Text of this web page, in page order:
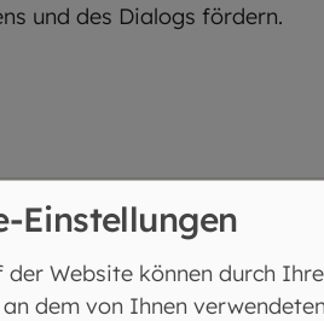
und des Dialogs fördern.
Bayrischen Lehrer- und
„Religiöse und
Einstellungen
Website können durch
dem von Ihnen